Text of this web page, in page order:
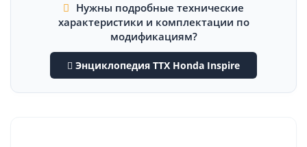
Нужны подробные технические
характеристики и комплектации по
модификациям?
Энциклопедия ТТХ Honda Inspire